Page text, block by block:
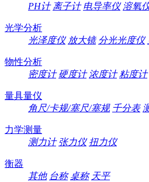
PH计 离子计 电导率仪 溶氧
光学分析
光泽度仪 放大镜 分光光度仪
物性分析
密度计 硬度计 浓度计 粘度计
量具量仪
角尺/卡规/塞尺/塞规 千分表
力学测量
测力计 张力仪 扭力仪
衡器
其他 台称 桌称 天平